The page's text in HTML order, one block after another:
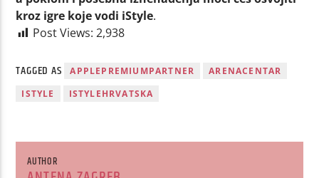
kroz igre koje vodi iStyle.
Post Views: 2,938
TAGGED AS APPLEPREMIUMPARTNER
ARENACENTAR
ISTYLE
ISTYLEHRVATSKA
AUTHOR